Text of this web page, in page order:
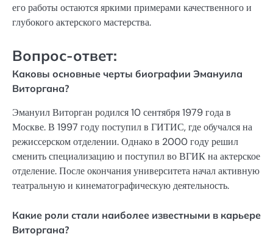
его работы остаются яркими примерами качественного и
глубокого актерского мастерства.
Вопрос-ответ:
Каковы основные черты биографии Эмануила
Виторгана?
Эмануил Виторган родился 10 сентября 1979 года в
Москве. В 1997 году поступил в ГИТИС, где обучался на
режиссерском отделении. Однако в 2000 году решил
сменить специализацию и поступил во ВГИК на актерское
отделение. После окончания университета начал активную
театральную и кинематографическую деятельность.
Какие роли стали наиболее известными в карьере
Виторгана?